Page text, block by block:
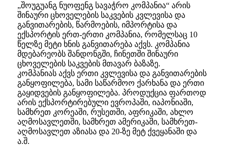
„შოუგუანგ ნუოფენგ სავაჭრო კომპანია“ არის
შინაური ცხოველების საკვების კვლევისა და
განვითარების, წარმოების, იმპორტისა და
ექსპორტის ერთ-ერთი კომპანია, რომელსაც 10
წელზე მეტი ხნის განვითარება აქვს. კომპანია
მდებარეობს შანდონგში, ჩინეთში შინაური
ცხოველების საკვების მთავარ ბაზაზე.
კომპანიას აქვს ერთი კვლევისა და განვითარების
განყოფილება, სამი საწარმოო ქარხანა და ერთი
გაყიდვების განყოფილება. პროდუქცია ფართოდ
არის ექსპორტირებული ევროპაში, იაპონიაში,
სამხრეთ კორეაში, რუსეთში, აფრიკაში, ახლო
აღმოსავლეთში, სამხრეთ ამერიკაში, სამხრეთ-
აღმოსავლეთ აზიასა და 20-ზე მეტ ქვეყანაში და
ა.შ.